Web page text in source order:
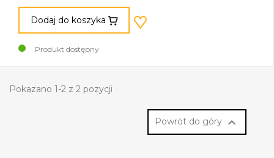
Dodaj do koszyka
Produkt dostępny
Pokazano 1-2 z 2 pozycji
Powrót do góry 